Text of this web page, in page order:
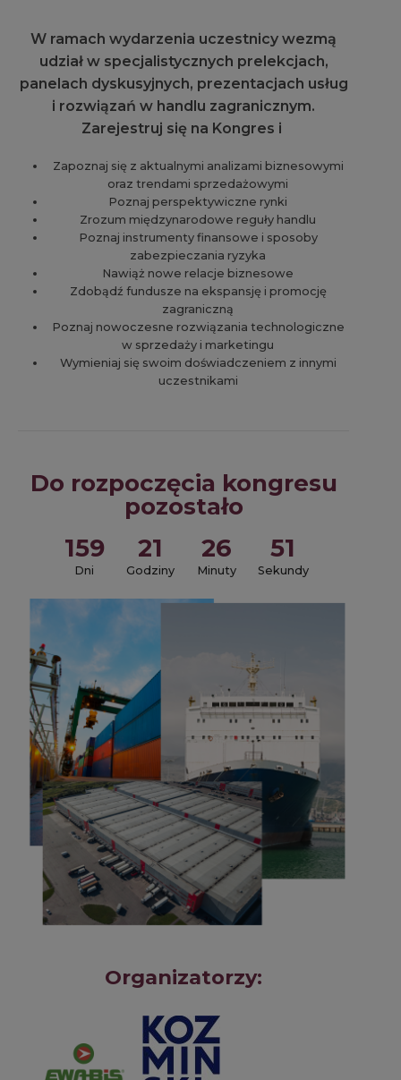
W ramach wydarzenia uczestnicy wezmą
udział w specjalistycznych prelekcjach,
panelach dyskusyjnych, prezentacjach usług
i rozwiązań w handlu zagranicznym.
Zarejestruj się na Kongres i
Zapoznaj się z aktualnymi analizami biznesowymi
oraz trendami sprzedażowymi
Poznaj perspektywiczne rynki
Zrozum międzynarodowe reguły handlu
Poznaj instrumenty finansowe i sposoby
zabezpieczania ryzyka
Nawiąż nowe relacje biznesowe
Zdobądź fundusze na ekspansję i promocję
zagraniczną
Poznaj nowoczesne rozwiązania technologiczne
w sprzedaży i marketingu
Wymieniaj się swoim doświadczeniem z innymi
uczestnikami
Do rozpoczęcia kongresu
pozostało
159
Dni
21
Godziny
26
Minuty
50
Sekundy
Organizatorzy: